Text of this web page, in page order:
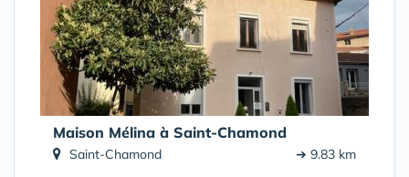
Maison Mélina à Saint-Chamond
Saint-Chamond ➔ 9.83 km